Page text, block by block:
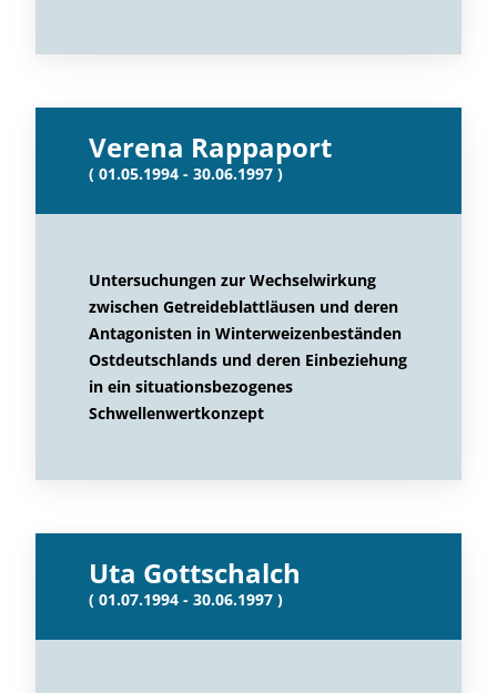
Verena Rappaport
( 01.05.1994 - 30.06.1997 )
Untersuchungen zur Wechselwirkung
zwischen Getreideblattläusen und deren
Antagonisten in Winterweizenbeständen
Ostdeutschlands und deren Einbeziehung
in ein situationsbezogenes
Schwellenwertkonzept
Uta Gottschalch
( 01.07.1994 - 30.06.1997 )